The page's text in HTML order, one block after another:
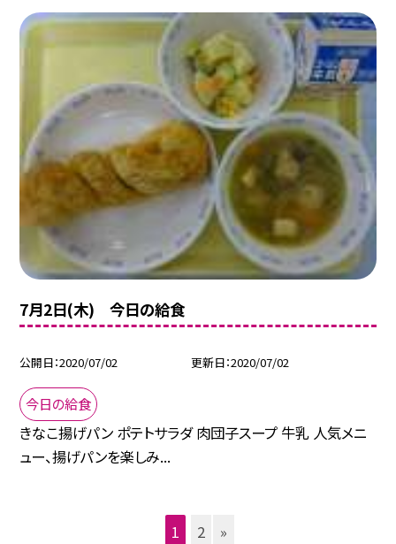
7月2日(木) 今日の給食
公開日 2020/07/02 更新日 2020/07/02
今日の給食
きなこ揚げパン ポテトサラダ 肉団子スープ 牛乳 人気メニ
ュー、揚げパンを楽しみ...
1 2 »